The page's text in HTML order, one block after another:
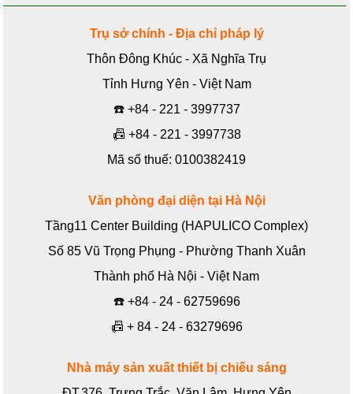
Trụ sở chính - Địa chỉ pháp lý
Thôn Đông Khúc - Xã Nghĩa Trụ
Tỉnh Hưng Yên - Việt Nam
☎️ +84 - 221 - 3997737
📠 +84 - 221 - 3997738
Mã số thuế: 0100382419
Văn phòng đại diện tại Hà Nội
Tầng11 Center Building (HAPULICO Complex)
Số 85 Vũ Trọng Phụng - Phường Thanh Xuân
Thành phố Hà Nội - Việt Nam
☎️ +84 - 24 - 62759696
📠 + 84 - 24 - 63279696
Nhà máy sản xuất thiết bị chiếu sáng